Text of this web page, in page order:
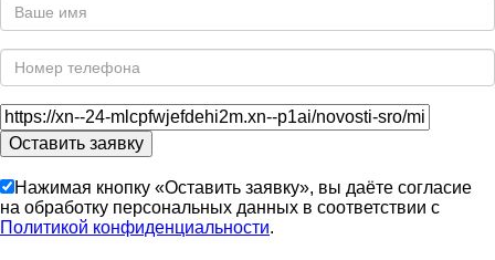
Нажимая кнопку «Оставить заявку», вы даёте согласие
на обработку персональных данных в соответствии с
Политикой конфиденциальности.